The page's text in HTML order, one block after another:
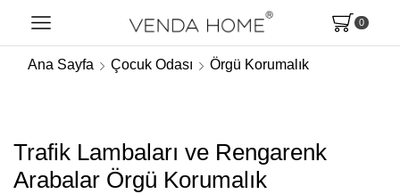
0
Ana Sayfa Çocuk Odası Örgü Korumalık
Trafik Lambaları ve Rengarenk
Arabalar Örgü Korumalık